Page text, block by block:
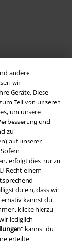
andere
wir
Geräte. Diese
Teil von unseren
um unsere
und
zu
auf unserer
erfolgt dies nur zu
Recht einem
du ein, dass wir
kannst du
klicke hierzu
lediglich
" kannst du
erteilte